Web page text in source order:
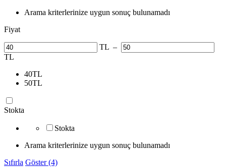
Arama kriterlerinize uygun sonuç bulunamadı
Fiyat
TL –
TL
40TL
50TL
Stokta
Stokta
Arama kriterlerinize uygun sonuç bulunamadı
Sıfırla Göster (4)